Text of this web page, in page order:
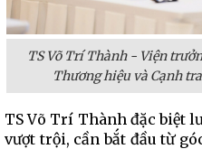
TS Võ Trí Thành - Viện
Thương hiệu và Cạnh
TS Võ Trí Thành đặc biệt
vượt trội, cần bắt đầu từ